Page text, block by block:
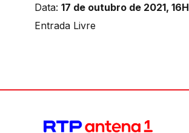
Data: 17 de outubro de 2021, 16H
Entrada Livre